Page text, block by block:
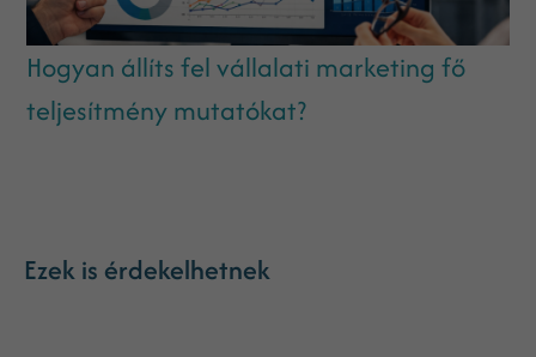
Hogyan állíts fel vállalati marketing fő
teljesítmény mutatókat?
Ezek is érdekelhetnek